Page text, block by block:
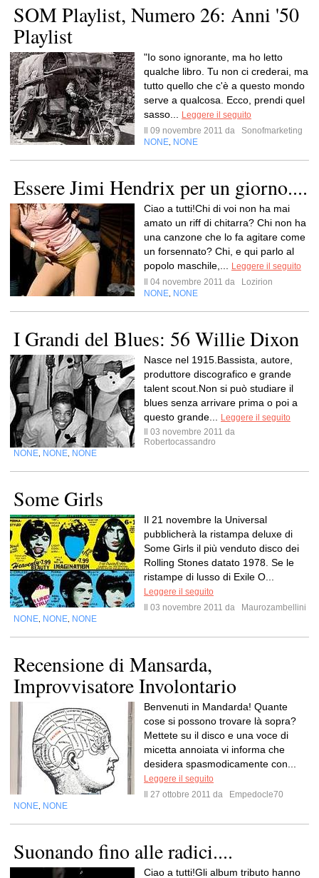
SOM Playlist, Numero 26: Anni '50
Playlist
"Io sono ignorante, ma ho letto
qualche libro. Tu non ci crederai, ma
tutto quello che c'è a questo mondo
serve a qualcosa. Ecco, prendi quel
sasso...
Leggere il seguito
Il 09 novembre 2011 da
Sonofmarketing
NONE NONE
Essere Jimi Hendrix per un giorno....
Ciao a tutti!Chi di voi non ha mai
amato un riff di chitarra? Chi non ha
una canzone che lo fa agitare come
un forsennato? Chi, e qui parlo al
popolo maschile,...
Leggere il seguito
Il 04 novembre 2011 da
Lozirion
NONE NONE
I Grandi del Blues: 56 Willie Dixon
Nasce nel 1915.Bassista, autore,
produttore discografico e grande
talent scout.Non si può studiare il
blues senza arrivare prima o poi a
questo grande...
Leggere il seguito
Il 03 novembre 2011 da
Robertocassandro
NONE NONE NONE
Some Girls
Il 21 novembre la Universal
pubblicherà la ristampa deluxe di
Some Girls il più venduto disco dei
Rolling Stones datato 1978. Se le
ristampe di lusso di Exile O...
Leggere il seguito
Il 03 novembre 2011 da
Maurozambellini
NONE NONE NONE
Recensione di Mansarda,
Improvvisatore Involontario
Benvenuti in Mandarda! Quante
cose si possono trovare là sopra?
Mettete su il disco e una voce di
micetta annoiata vi informa che
desidera spasmodicamente con...
Leggere il seguito
Il 27 ottobre 2011 da
Empedocle70
NONE NONE
Suonando fino alle radici....
Ciao a tutti!Gli album tributo hanno